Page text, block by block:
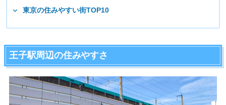
東京の住みやすい街TOP10
王子駅周辺の住みやすさ